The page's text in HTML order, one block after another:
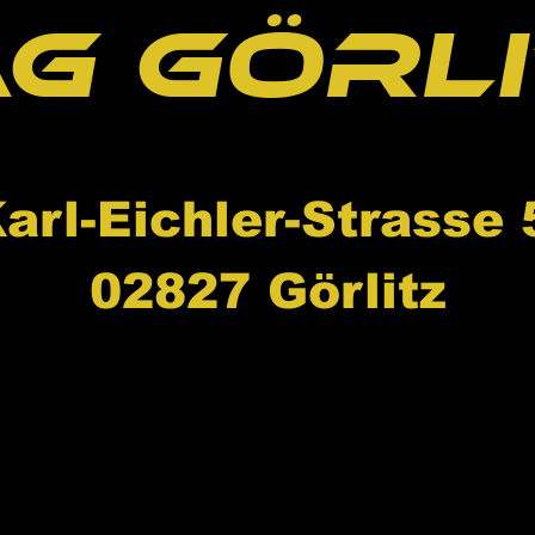
Eichler-Strasse
02827 Görlitz